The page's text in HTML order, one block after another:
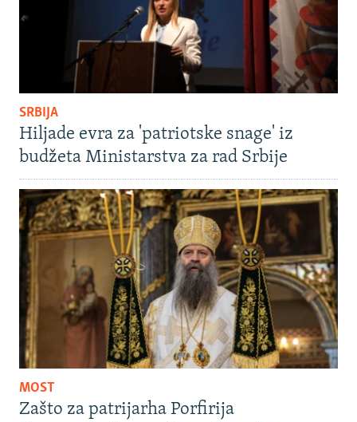
SRBIJA
Hiljade evra za 'patriotske snage' iz
budžeta Ministarstva za rad Srbije
MOST
Zašto za patrijarha Porfirija